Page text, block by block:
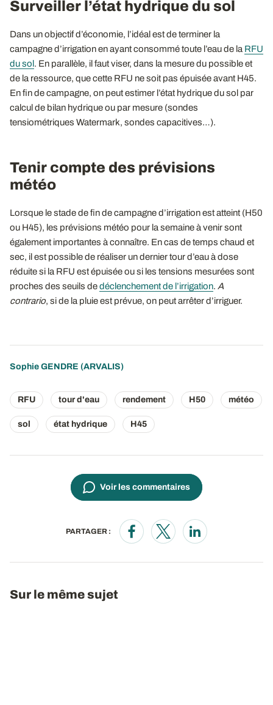
Surveiller l’état hydrique du sol
Dans un objectif d’économie, l’idéal est de terminer la
campagne d’irrigation en ayant consommé toute l’eau de la RFU
du sol. En parallèle, il faut viser, dans la mesure du possible et
de la ressource, que cette RFU ne soit pas épuisée avant H45.
En fin de campagne, on peut estimer l’état hydrique du sol par
calcul de bilan hydrique ou par mesure (sondes
tensiométriques Watermark, sondes capacitives…).
Tenir compte des prévisions
météo
Lorsque le stade de fin de campagne d’irrigation est atteint (H50
ou H45), les prévisions météo pour la semaine à venir sont
également importantes à connaître. En cas de temps chaud et
sec, il est possible de réaliser un dernier tour d’eau à dose
réduite si la RFU est épuisée ou si les tensions mesurées sont
proches des seuils dedéclenchement de l’irrigation. A
contrario, si de la pluie est prévue, on peut arrêter d’irriguer.
Sophie GENDRE (ARVALIS)
RFU tour d'eau rendement H50 météo
sol état hydrique H45
Voir les commentaires
PARTAGER :
Opens in a new window
Opens in a new window
Opens in a new
Sur le même sujet